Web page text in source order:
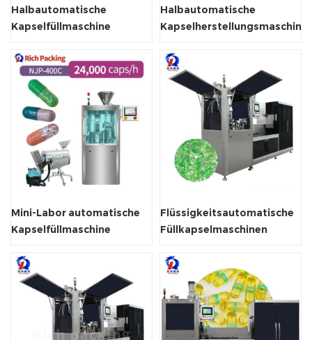
Halbautomatische
Kapselfüllmaschine
Halbautomatische
Kapselherstellungsmaschine
Mini-Labor automatische
Kapselfüllmaschine
Flüssigkeitsautomatische
Füllkapselmaschinen